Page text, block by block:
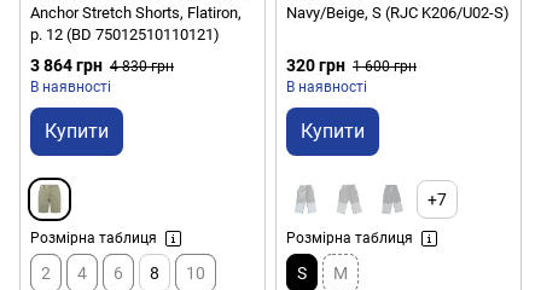
Anchor Stretch Shorts, Flatiron,
р. 12 (BD 75012510110121)
3 864 грн 4 830 грн
В наявності
Купити
Розмірна таблиця
2 4 6 8 10
Navy/Beige, S (RJC K206/U02-S)
320 грн 1 600 грн
В наявності
Купити
+7
Розмірна таблиця
S M